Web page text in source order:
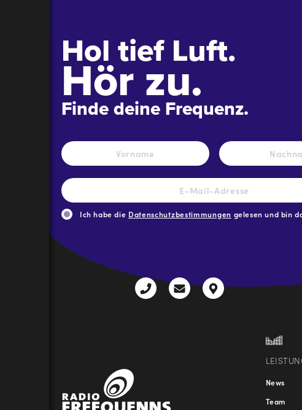
Hol tief Luft.
Hör zu.
Finde deine Frequenz.
Name *
Vorname
E-
Mail-
Adresse *
Ich habe die Datenschutzbestimmungen gelesen und bin
+43
radio@freequenns.at
Kulturhausstraße
News
Team